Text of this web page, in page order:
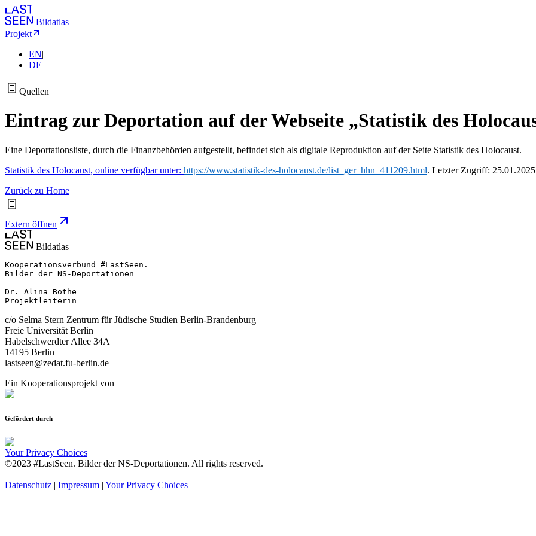
Bildatlas
Projekt
EN|
DE
Quellen
Eintrag zur Deportation auf der Webseite „Statistik des
Eine Deportationsliste, durch die Finanzbehörden aufgestellt, befindet sich als digitale Reproduktion auf der Seite Statistik des Holocaust.
Statistik des Holocaust, online verfügbar unter: https://www.statistik-des-holocaust.de/list_ger_hhn_411209.html. Letzter Zugriff:
Zurück zu Home
Extern öffnen
Bildatlas
Kooperationsverbund #LastSeen.
Bilder der NS-Deportationen
Dr. Alina Bothe
Projektleiterin
c/o Selma Stern Zentrum für Jüdische Studien Berlin-Brandenburg
Freie Universität Berlin
Habelschwerdter Allee 34A
14195 Berlin
lastseen@zedat.fu-berlin.de
Ein Kooperationsprojekt von
Gefördert durch
Your Privacy Choices
©2023 #LastSeen. Bilder der NS-Deportationen. All rights reserved.
Datenschutz | Impressum | Your Privacy Choices